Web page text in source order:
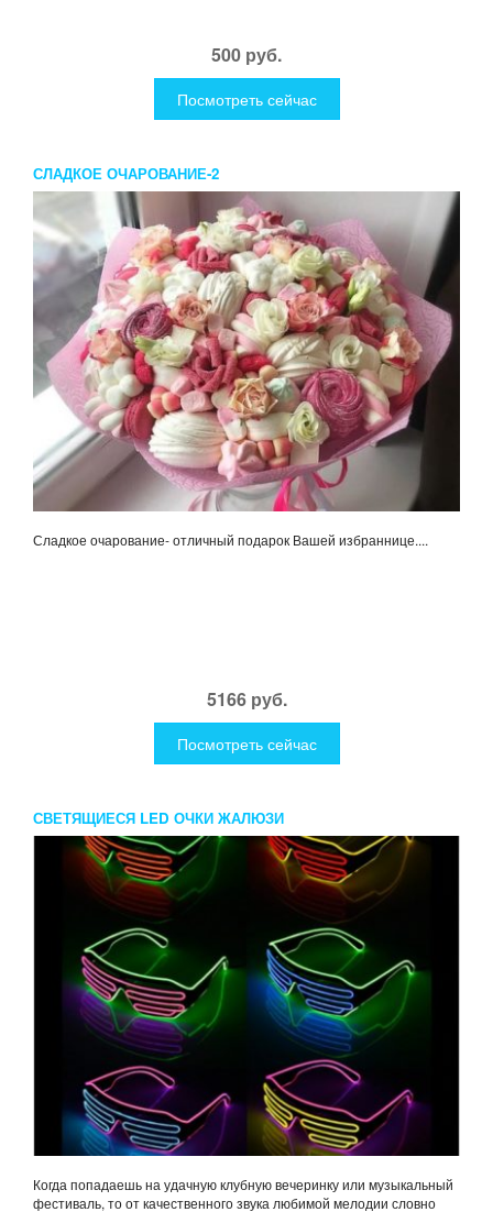
500 руб.
Посмотреть сейчас
СЛАДКОЕ ОЧАРОВАНИЕ-2
Сладкое очарование- отличный подарок Вашей избраннице....
5166 руб.
Посмотреть сейчас
СВЕТЯЩИЕСЯ LED ОЧКИ ЖАЛЮЗИ
Когда попадаешь на удачную клубную вечеринку или музыкальный
фестиваль, то от качественного звука любимой мелодии словно